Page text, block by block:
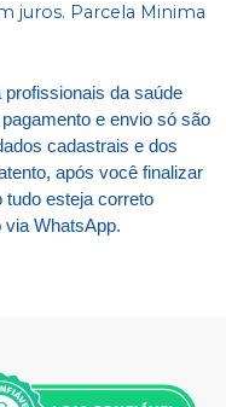
juros. Parcela Minima
da saúde
e envio só são
cadastrais e dos
após você finalizar
tudo esteja correto
WhatsApp.